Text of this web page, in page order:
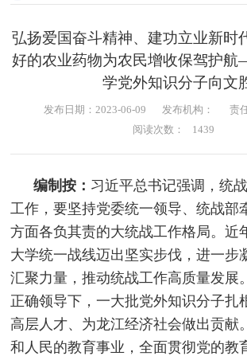
弘扬爱国奋斗精神、建功立业新时
好的农业药物为农民增收保驾护
学党外知识分子向文
发布日期：2023-06-09 发布机构：
责
阅读次数：
1439
编制按： 习近平总书记强调，统
工作，要坚持党委统一领导、统战部
方面各负其责的大统战工作格局。近
大学统一战线迈出坚实步伐，进一步
汇聚力量，推动统战工作高质量发展
正确领导下，一大批党外知识分子扎
高层人才、为龙江经济社会做出贡献
和人民的教育事业，全面贯彻党的教